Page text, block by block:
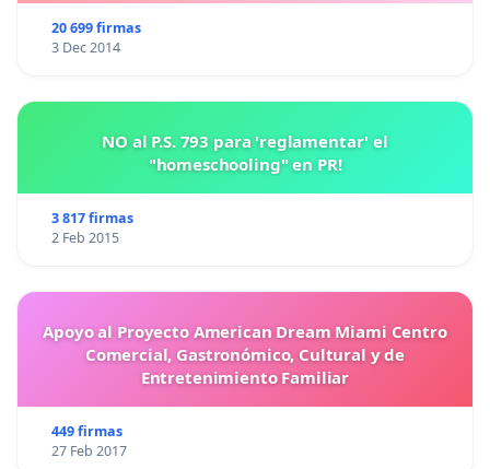
20 699 firmas
3 Dec 2014
NO al P.S. 793 para 'reglamentar' el
"homeschooling" en PR!
3 817 firmas
2 Feb 2015
Apoyo al Proyecto American Dream Miami Centro
Comercial, Gastronómico, Cultural y de
Entretenimiento Familiar
449 firmas
27 Feb 2017